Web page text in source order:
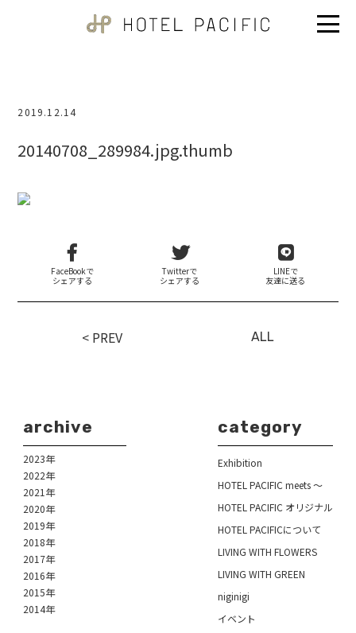
2019.12.14
20140708_289984.jpg.thumb
FaceBookで
シェアする
Twitterで
シェアする
LINEで
友達に送る
< PREV ALL
archive
2023年
2022年
2021年
2020年
2019年
2018年
2017年
2016年
2015年
2014年
category
Exhibition
HOTEL PACIFIC meets ～
HOTEL PACIFIC オリジナル
HOTEL PACIFICについて
LIVING WITH FLOWERS
LIVING WITH GREEN
niginigi
イベント